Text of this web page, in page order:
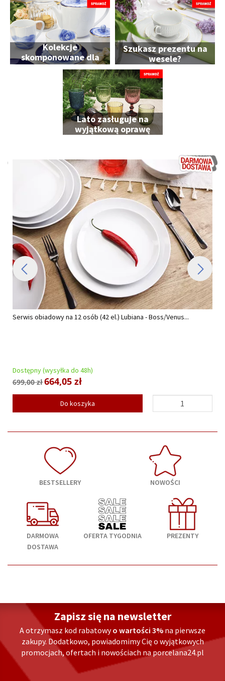
Kolekcje
skomponowane dla
Ciebie
Szukasz prezentu na
wesele?
Lato zasługuje na
wyjątkową oprawę
Serwis obiadowy na 12 osób (42 el.) Lubiana - Boss/Venus...
Dostępny (wysyłka do 48h)
699,00 zł664,05 zł
Do koszyka
BESTSELLERY NOWOŚCI
DARMOWA
DOSTAWA
OFERTA TYGODNIA PREZENTY
Zapisz się na newsletter
A otrzymasz kod rabatowyo wartości 3% na pierwsze
zakupy. Dodatkowo, powiadomimy Cię o wyjątkowych
promocjach, ofertach i nowościach na porcelana24.pl